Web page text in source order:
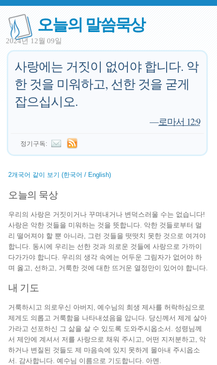
오늘의 말씀묵상
2024년 12월 09일
사랑에는 거짓이 없어야 합니다. 악
한 것을 미워하고, 선한 것을 굳게
잡으십시오.
—로마서 12:9
정기구독:
2개국어 같이 보기 (한국어 / English)
오늘의 묵상
우리의 사랑은 거짓이거나 꾸며내거나 변덕스러울 수는 없습니다!
사랑은 악한 것들을 미워하는 것을 뜻합니다. 악한 것들로부터 멀
리 떨어져야 할 뿐 아니라, 그런 것들을 떳떳치 못한 것으로 여겨야
합니다. 동시에 우리는 선한 것과 의로운 것들에 사랑으로 가까이
다가가야 합니다. 우리의 생각 속에는 어두운 그림자가 없어야 하
며 옳고, 선하고, 거룩한 것에 대한 뜨거운 열정만이 있어야 합니다.
내 기도
거룩하시고 의로우신 아버지, 예수님의 희생 제사를 허락하심으로
제게도 의롭고 거룩함을 나타내셨음을 압니다. 당신께서 제게 살아
가라고 선포하신 그 삶을 살 수 있도록 도와주시옵소서. 성령님께
서 제안에 계셔서 저를 사랑으로 채워 주시고, 어떤 지저분하고, 악
하거나 변질된 것들도 제 마음속에 있지 못하게 몰아내 주시옵소
서. 감사합니다. 예수님 이름으로 기도합니다. 아멘.